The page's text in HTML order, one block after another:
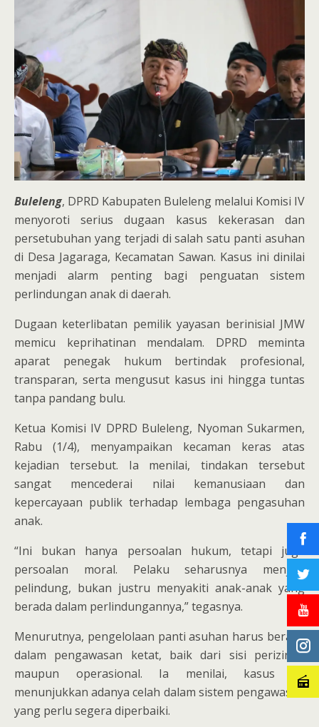
Buleleng, DPRD Kabupaten Buleleng melalui Komisi IV
menyoroti serius dugaan kasus kekerasan dan
persetubuhan yang terjadi di salah satu panti asuhan
di Desa Jagaraga, Kecamatan Sawan. Kasus ini dinilai
menjadi alarm penting bagi penguatan sistem
perlindungan anak di daerah.
Dugaan keterlibatan pemilik yayasan berinisial JMW
memicu keprihatinan mendalam. DPRD meminta
aparat penegak hukum bertindak profesional,
transparan, serta mengusut kasus ini hingga tuntas
tanpa pandang bulu.
Ketua Komisi IV DPRD Buleleng, Nyoman Sukarmen,
Rabu (1/4), menyampaikan kecaman keras atas
kejadian tersebut. Ia menilai, tindakan tersebut
sangat mencederai nilai kemanusiaan dan
kepercayaan publik terhadap lembaga pengasuhan
anak.
“Ini bukan hanya persoalan hukum, tetapi juga
persoalan moral. Pelaku seharusnya menjadi
pelindung, bukan justru menyakiti anak-anak yang
berada dalam perlindungannya,” tegasnya.
Menurutnya, pengelolaan panti asuhan harus berada
dalam pengawasan ketat, baik dari sisi perizinan
maupun operasional. Ia menilai, kasus ini
menunjukkan adanya celah dalam sistem pengawasan
yang perlu segera diperbaiki.